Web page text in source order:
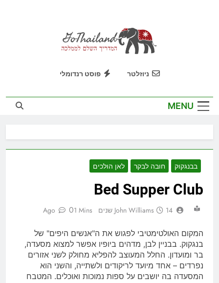
GoThailand
המדריך השלם לממלכה
ניוזלטר פוסט רנדומלי
MENU
בבנגקוק חובה לבקר לאן הולכים
Bed Supper Club
John Williams 14 שנים Ago 01 Mins
המקום האולטימטיבי לפגוש את ה"אנשים היפים" של
בנגקוק. בבניין לבן, מדהים ביופיו אפשר למצוא מסעדה,
בר ומועדון. החלל המעוצב להפליא מחולק לשני אזורים
נפרדים – אחד מיועד לריקודים ולשתייה, והשני הוא
המסעדה בה יושבים על ספות נמוכות ואוכלים. המטבח